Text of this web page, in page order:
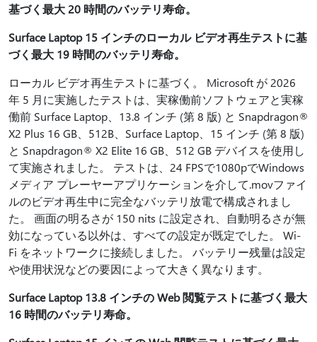
基づく最大 20 時間のバッテリ寿命。
Surface Laptop 15 インチのローカル ビデオ再生テストに基
づく最大 19 時間のバッテリ寿命。
ローカル ビデオ再生テストに基づく。 Microsoft が 2026
年 5 月に実施したテストは、実稼働前ソフトウェアと実稼
働前 Surface Laptop、13.8 インチ (第 8 版) と Snapdragon®
X2 Plus 16 GB、512B、Surface Laptop、15 インチ (第 8 版)
と Snapdragon® X2 Elite 16 GB、512 GB デバイスを使用し
て実施されました。 テストは、24 FPSで1080pでWindows
メディア プレーヤーアプリケーションを介して.movファイ
ルのビデオ再生中に完全なバッテリ放電で構成されまし
た。 画面の明るさが 150 nits に設定され、自動明るさが無
効になっている以外は、すべての設定が既定でした。 Wi-
Fi をネットワークに接続しました。 バッテリー残量は設定
や使用状況などの要因によって大きく異なります。
Surface Laptop 13.8 インチの Web 閲覧テストに基づく最大
16 時間のバッテリ寿命。